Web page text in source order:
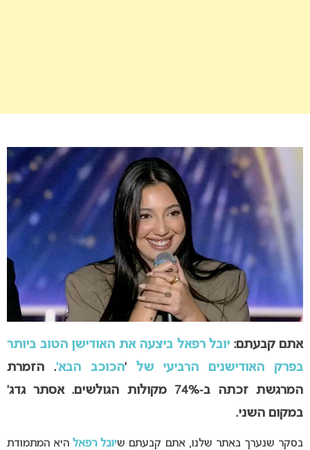
אתם קבעתם: יובל רפאל ביצעה את האודישן הטוב ביותר
בפרק האודישנים הרביעי של‘ הכוכב הבא’. הזמרת
המרגשת זכתה ב-74% מקולות הגולשים. אסתר גדג’
במקום השני.
בסקר שנערך באתר שלנו, אתם קבעתם שיובל רפאל היא המתמודת